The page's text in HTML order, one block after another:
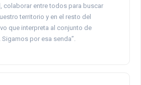
colaborar entre todos para buscar
territorio y en el resto del
que interpreta al conjunto de
por esa senda”.